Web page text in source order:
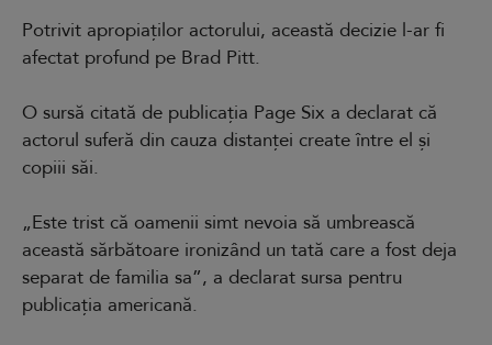
Potrivit apropiaților actorului, această decizie l-ar fi
afectat profund pe Brad Pitt.
O sursă citată de publicația Page Six a declarat că
actorul suferă din cauza distanței create între el și
copiii săi.
„Este trist că oamenii simt nevoia să umbrească
această sărbătoare ironizând un tată care a fost deja
separat de familia sa”, a declarat sursa pentru
publicația americană.